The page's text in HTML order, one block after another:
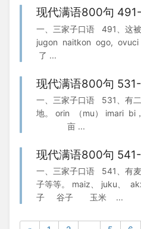
现代满语800句
一、三家子口语 491、这
jugon naitkon ogo,
了 ...
现代满语800句
一、三家子口语 531、有
地。 orin （mu） imari bi
亩 ...
现代满语800句
一、三家子口语 541、有
子等等。 maiz、 juku、
子 谷子 玉米 ...